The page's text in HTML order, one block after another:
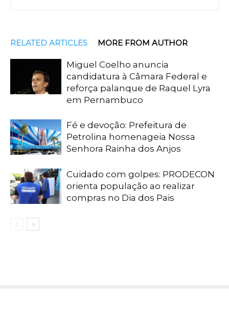
RELATED ARTICLES MORE FROM AUTHOR
Miguel Coelho anuncia
candidatura à Câmara Federal e
reforça palanque de Raquel Lyra
em Pernambuco
Fé e devoção: Prefeitura de
Petrolina homenageia Nossa
Senhora Rainha dos Anjos
Cuidado com golpes: PRODECON
orienta população ao realizar
compras no Dia dos Pais